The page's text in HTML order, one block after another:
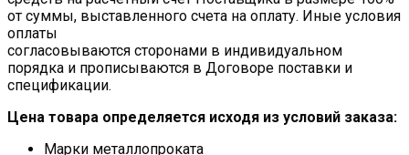
от суммы, выставленного счета на оплату. Иные условия
оплаты
согласовываются сторонами в индивидуальном
порядка и прописываются в Договоре поставки и
спецификации.
Цена товара определяется исходя из условий заказа:
Марки металлопроката